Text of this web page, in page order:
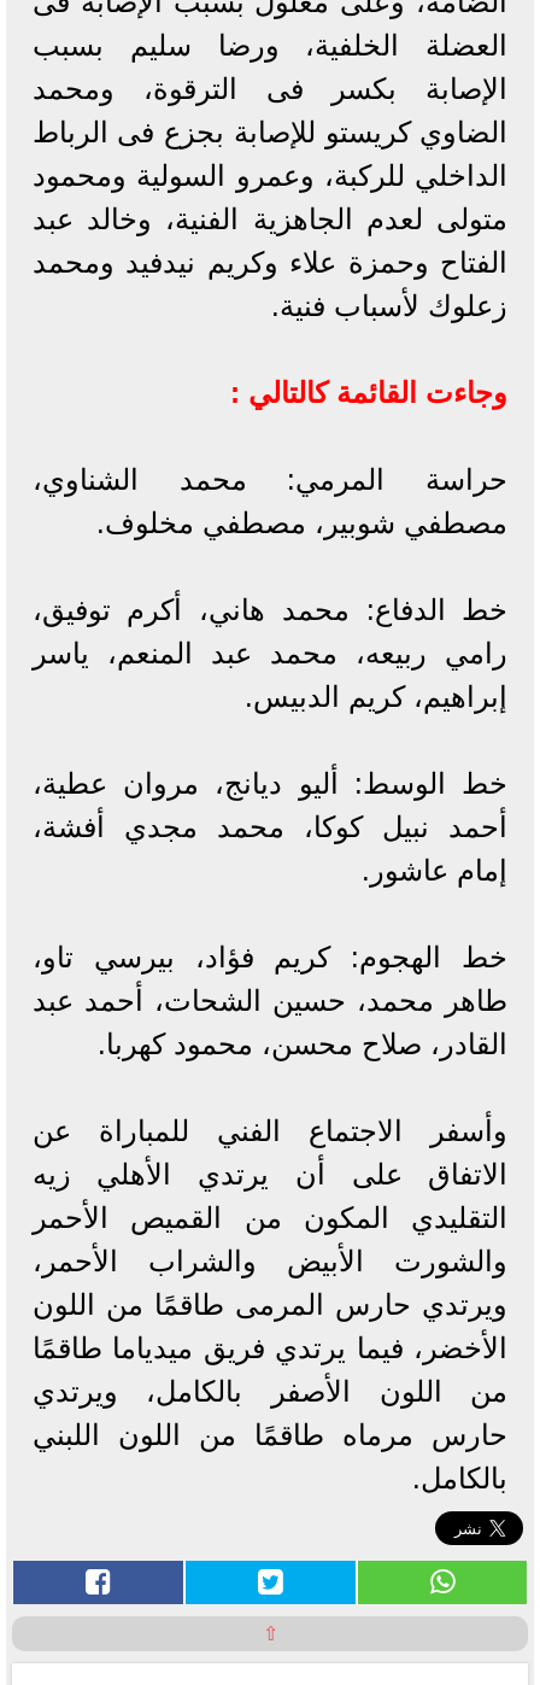
العضلة الخلفية، ورضا سليم بسبب
الإصابة بكسر فى الترقوة، ومحمد
الضاوي كريستو للإصابة بجزع فى الرباط
الداخلي للركبة، وعمرو السولية ومحمود
متولى لعدم الجاهزية الفنية، وخالد عبد
الفتاح وحمزة علاء وكريم نيدفيد ومحمد
زعلوك لأسباب فنية.
وجاءت القائمة كالتالي :
حراسة المرمي: محمد الشناوي،
مصطفي شوبير، مصطفي مخلوف.
خط الدفاع: محمد هاني، أكرم توفيق،
رامي ربيعه، محمد عبد المنعم، ياسر
إبراهيم، كريم الدبيس.
خط الوسط: أليو ديانج، مروان عطية،
أحمد نبيل كوكا، محمد مجدي أفشة،
إمام عاشور.
خط الهجوم: كريم فؤاد، بيرسي تاو،
طاهر محمد، حسين الشحات، أحمد عبد
القادر، صلاح محسن، محمود كهربا.
وأسفر الاجتماع الفني للمباراة عن
الاتفاق على أن يرتدي الأهلي زيه
التقليدي المكون من القميص الأحمر
والشورت الأبيض والشراب الأحمر،
ويرتدي حارس المرمى طاقمًا من اللون
الأخضر، فيما يرتدي فريق ميدياما طاقمًا
من اللون الأصفر بالكامل، ويرتدي
حارس مرماه طاقمًا من اللون اللبني
بالكامل.
⇧